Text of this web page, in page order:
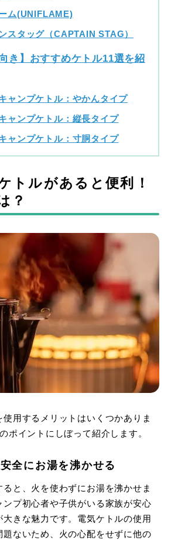
ム(UNIFLAME)
スタッグ（CAPTAIN STAG）
き】おすすめケトル11選を紹
ャンプケトル：やかんタイプ
ャンプケトル：縦長タイプ
ャンプケトル：寸胴タイプ
トルがあると便利！
？
用するメリットはいくつかありま
ポイントにしぼって紹介します。
全にお湯を沸かせる
と、火を使わずにお湯を沸かせま
ンプ初心者や子供がいる家族が安心
大きな魅力です。電気ケトルの使用
題ないため、火の心配をせずに他の